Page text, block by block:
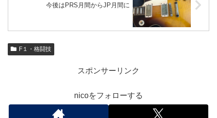
今後はPRS月間からJP月間に
F１・格闘技
スポンサーリンク
nicoをフォローする